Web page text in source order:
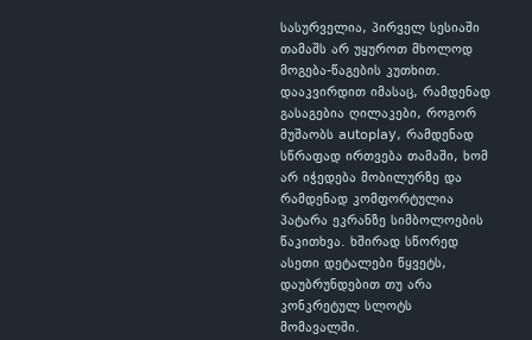
სასურველია, პირველ სესიაში
თამაშს არ უყუროთ მხოლოდ
მოგება-წაგების კუთხით.
დააკვირდით იმასაც, რამდენად
გასაგებია ღილაკები, როგორ
მუშაობს autoplay, რამდენად
სწრაფად ირთვება თამაში, ხომ
არ იჭედება მობილურზე და
რამდენად კომფორტულია
პატარა ეკრანზე სიმბოლოების
წაკითხვა. ხშირად სწორედ
ასეთი დეტალები წყვეტს,
დაუბრუნდებით თუ არა
კონკრეტულ სლოტს
მომავალში.